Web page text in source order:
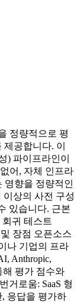
정량적으로 평
공합니다. 이
) 파이프라인이
어, 자체 인프라
영향을 정량적인
상의 사전 구성
있습니다. 근본
귀 테스트
장점 오픈소스
나 기업의 프라
Anthropic,
해 평가 점수와
거로움: SaaS 형
응답을 평가하